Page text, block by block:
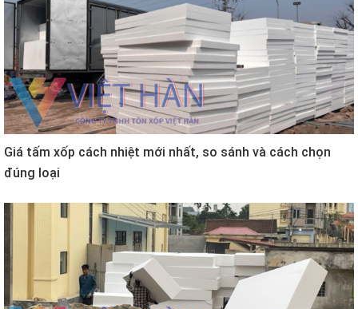
Giá tấm xốp cách nhiệt mới nhất, so sánh và cách chọn
đúng loại